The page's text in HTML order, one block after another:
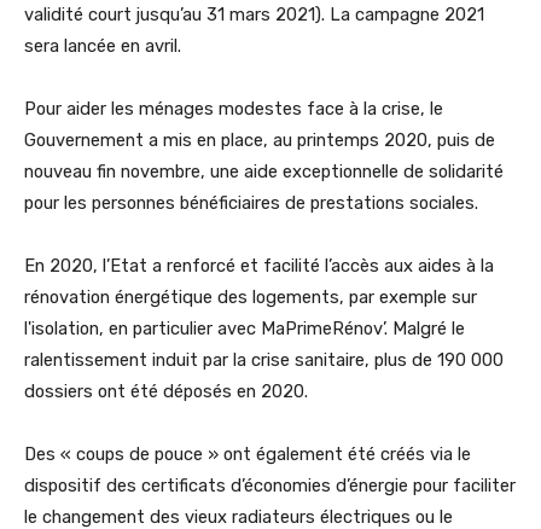
validité court jusqu’au 31 mars 2021). La campagne 2021
sera lancée en avril.
Pour aider les ménages modestes face à la crise, le
Gouvernement a mis en place, au printemps 2020, puis de
nouveau fin novembre, une aide exceptionnelle de solidarité
pour les personnes bénéficiaires de prestations sociales.
En 2020, l’Etat a renforcé et facilité l’accès aux aides à la
rénovation énergétique des logements, par exemple sur
l'isolation, en particulier avec MaPrimeRénov’. Malgré le
ralentissement induit par la crise sanitaire, plus de 190 000
dossiers ont été déposés en 2020.
Des « coups de pouce » ont également été créés via le
dispositif des certificats d’économies d’énergie pour faciliter
le changement des vieux radiateurs électriques ou le